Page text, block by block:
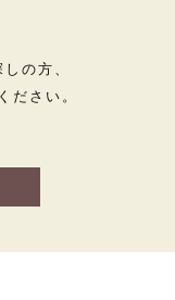
の方、
ださい。